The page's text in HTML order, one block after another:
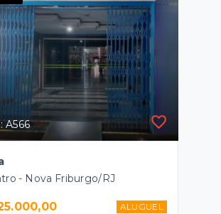
A566
- Nova Friburgo/RJ
ALUGUEL